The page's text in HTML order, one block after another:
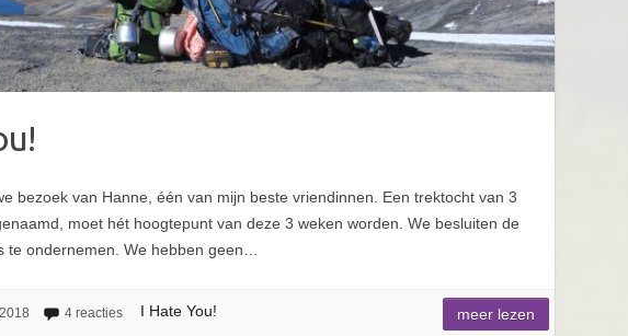
bezoek van Hanne, één van mijn beste vriendinnen. Een trektocht van 3
moet hét hoogtepunt van deze 3 weken worden. We besluiten de
te ondernemen. We hebben geen…
4 reacties I Hate You! meer lezen